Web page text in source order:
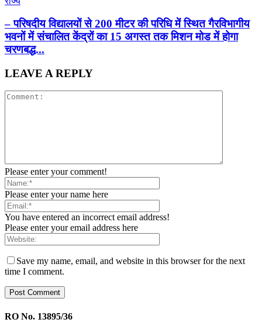
– परिषदीय विद्यालयों से 200 मीटर की परिधि में स्थित गैरविभागीय
भवनों में संचालित केंद्रों का 15 अगस्त तक मिशन मोड में होगा
चरणबद्ध...
LEAVE A REPLY
Please enter your comment!
Please enter your name here
You have entered an incorrect email address!
Please enter your email address here
Save my name, email, and website in this browser for the next
time I comment.
RO No. 13895/36